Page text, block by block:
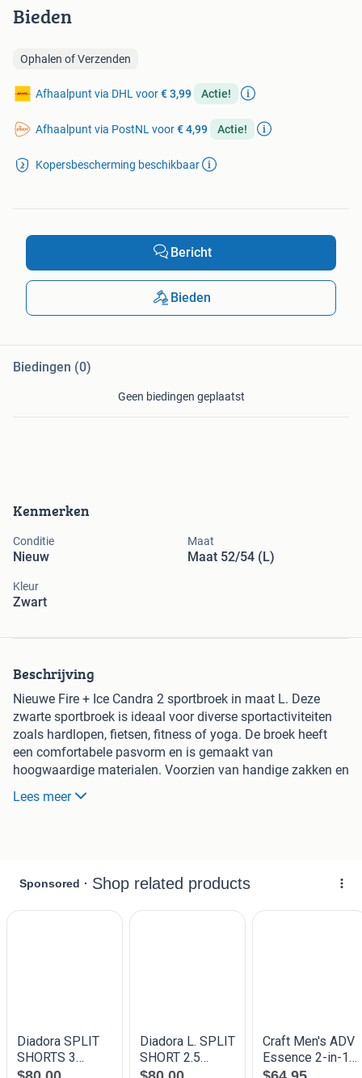
Kenmerken
Conditie
Nieuw
Maat
Maat 52/54 (L)
Kleur
Zwart
Beschrijving
Nieuwe Fire + Ice Candra 2 sportbroek in maat L. Deze
zwarte sportbroek is ideaal voor diverse sportactiviteiten
zoals hardlopen, fietsen, fitness of yoga. De broek heeft
een comfortabele pasvorm en is gemaakt van
hoogwaardige materialen. Voorzien van handige zakken en
het Fire + Ice logo in roze op de zijkant. Originele prijs was
€170,00.
Lees meer
Bieden
Ophalen of Verzenden
Afhaalpunt via DHL voor€ 3,99 Actie!
Afhaalpunt via PostNL voor€ 4,99 Actie!
Kopersbescherming beschikbaar
Bericht
Bieden
Biedingen (0)
Geen biedingen geplaatst